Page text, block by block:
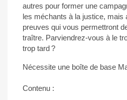
autres pour former une
les méchants à la justice, mais
preuves qui vous permettront
traître. Parviendrez-vous à le
trop tard ?
Nécessite une boîte de base
Contenu :